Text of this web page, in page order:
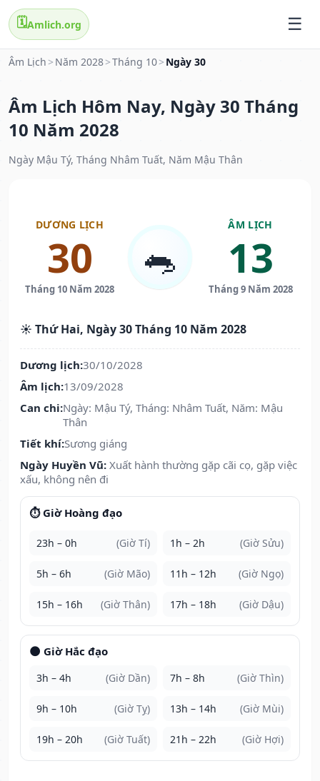
🗓️Amlich.org
Âm Lịch > Năm 2028>Tháng 10> Ngày 30
Âm Lịch Hôm Nay, Ngày 30 Tháng
10 Năm 2028
Ngày Mậu Tý, Tháng Nhâm Tuất, Năm Mậu Thân
DƯƠNG LỊCH
30
Tháng 10 Năm 2028
🐀
ÂM LỊCH
13
Tháng 9 Năm 2028
☀️ Thứ Hai, Ngày 30 Tháng 10 Năm 2028
Dương lịch:30/10/2028
Âm lịch:13/09/2028
Can chi:Ngày: Mậu Tý, Tháng: Nhâm Tuất, Năm: Mậu
Thân
Tiết khí:Sương giáng
Ngày Huyền Vũ: Xuất hành thường gặp cãi cọ, gặp việc
xấu, không nên đi
⏱️ Giờ Hoàng đạo
23h – 0h (Giờ Tí) 1h – 2h (Giờ Sửu)
5h – 6h (Giờ Mão) 11h – 12h (Giờ Ngọ)
15h – 16h (Giờ Thân) 17h – 18h (Giờ Dậu)
🌑 Giờ Hắc đạo
3h – 4h (Giờ Dần) 7h – 8h (Giờ Thìn)
9h – 10h (Giờ Tỵ) 13h – 14h (Giờ Mùi)
19h – 20h (Giờ Tuất) 21h – 22h (Giờ Hợi)